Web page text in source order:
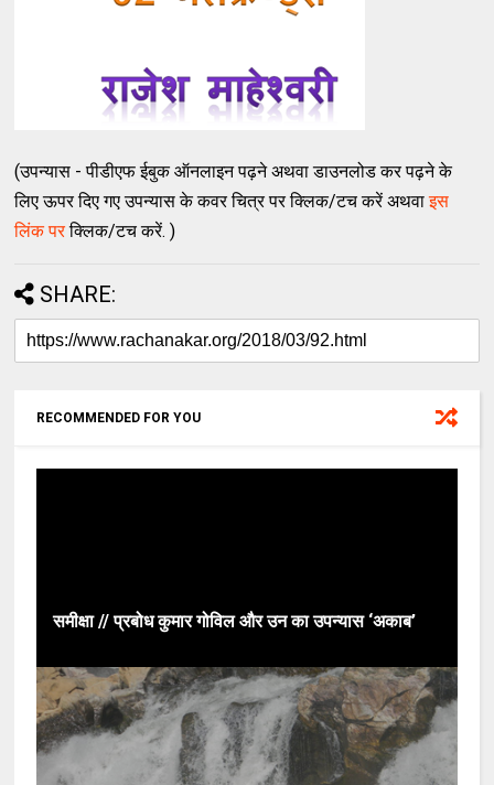
(उपन्यास - पीडीएफ ईबुक ऑनलाइन पढ़ने अथवा डाउनलोड कर पढ़ने के
लिए ऊपर दिए गए उपन्यास के कवर चित्र पर क्लिक/टच करें अथवाइस
लिंक परक्लिक/टच करें. )
SHARE:
RECOMMENDED FOR YOU
समीक्षा // प्रबोध कुमार गोविल और उन का उपन्यास ‘अकाब’